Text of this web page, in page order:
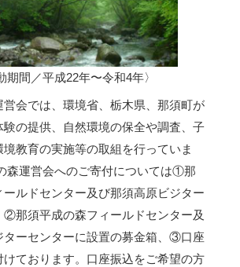
期間／平成22年〜令和4年〉
会では、環境省、栃木県、那須町が
の提供、自然環境の保全や調査、子
境教育の実施等の取組を行っていま
森運営会へのご寄付については①那
ルドセンター及び那須高原ビジター
②那須平成の森フィールドセンター及
ターセンターに設置の募金箱、③口座
ております。口座振込をご希望の方